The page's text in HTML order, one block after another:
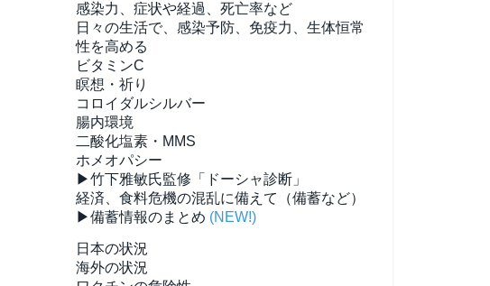
感染力、症状や経過、死亡率など
日々の生活で、感染予防、免疫力、生体恒常
性を高める
ビタミンC
瞑想・祈り
コロイダルシルバー
腸内環境
二酸化塩素・MMS
ホメオパシー
▶竹下雅敏氏監修「ドーシャ診断」
経済、食料危機の混乱に備えて（備蓄など）
▶備蓄情報のまとめ (NEW!)
日本の状況
海外の状況